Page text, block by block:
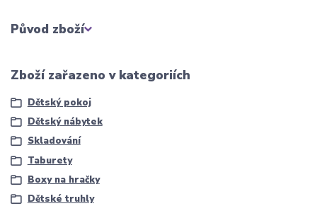
Původ zboží
Zboží zařazeno v kategoriích
Dětský pokoj
Dětský nábytek
Skladování
Taburety
Boxy na hračky
Dětské truhly